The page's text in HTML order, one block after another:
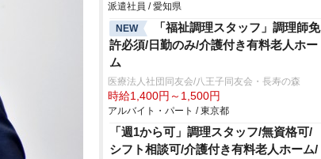
派遣社員 / 愛知県
NEW
「福祉調理スタッフ」調理師免
許必須/日勤のみ/介護付き有料老人ホー
ム
医療法人社団同友会/八王子同友会・長寿の森
時給1,400円～1,500円
アルバイト・パート / 東京都
「週1から可」調理スタッフ/無資格可/
シフト相談可/介護付き有料老人ホーム/